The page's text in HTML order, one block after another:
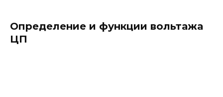
Определение и функции вольтажа
ЦП